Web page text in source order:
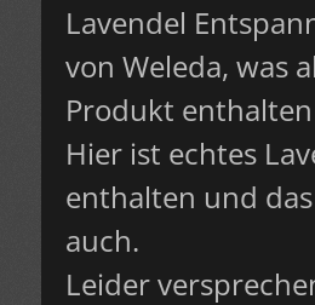
Lavendel
von Weleda, was
Produkt
Hier ist echtes
enthalten und
auch.
Leider